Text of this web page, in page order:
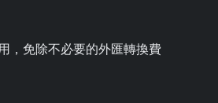
，免除不必要的外匯轉換費